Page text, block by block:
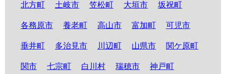
北方町 土岐市 笠松町 大垣市 坂祝町
各務原市 養老町 高山市 富加町 可児市
垂井町 多治見市 川辺町 山県市 関ケ原町
関市 七宗町 白川村 瑞穂市 神戸町